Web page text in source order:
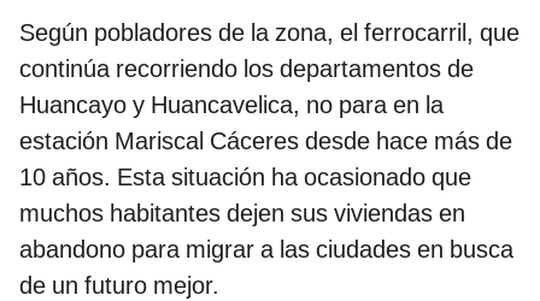
Según pobladores de la zona, el ferrocarril, que
continúa recorriendo los departamentos de
Huancayo y Huancavelica, no para en la
estación Mariscal Cáceres desde hace más de
10 años. Esta situación ha ocasionado que
muchos habitantes dejen sus viviendas en
abandono para migrar a las ciudades en busca
de un futuro mejor.